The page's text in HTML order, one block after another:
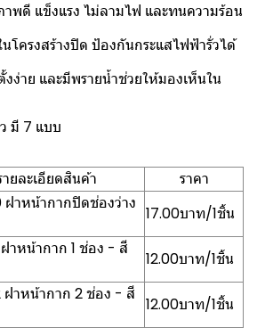
ดี แข็งแรง ไม่ลามไฟ และทนความร้อน
โครงสร้างปิด ป้องกันกระแสไฟฟ้ารั่วได้
ง่าย และมีพรายน้ำช่วยให้มองเห็นใน
มี 7 แบบ
ายละเอียดสินค้า
ราคา
าหน้ากากปิดช่องว่าง
17.00บาท/1ชิ้น
าหน้ากาก 1 ช่อง - สี
12.00บาท/1ชิ้น
าหน้ากาก 2 ช่อง - สี
12.00บาท/1ชิ้น